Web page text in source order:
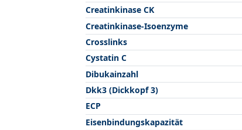
Creatinkinase CK
Creatinkinase-Isoenzyme
Crosslinks
Cystatin C
Dibukainzahl
Dkk3 (Dickkopf 3)
ECP
Eisenbindungskapazität